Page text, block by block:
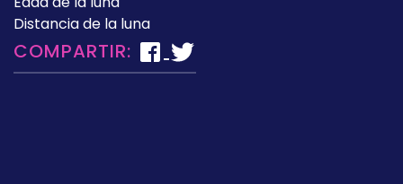
Distancia de la luna
COMPARTIR: